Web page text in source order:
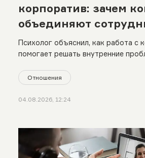
корпоратив: зачем
объединяют
Психолог объяснил, как работа с
помогает решать внутренние
Отношения
04.08.2026, 12:24